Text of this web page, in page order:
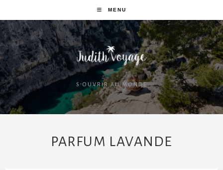
MENU
S'OUVRIR AU MONDE
PARFUM LAVANDE